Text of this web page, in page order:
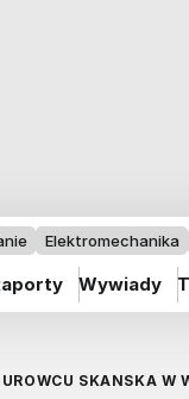
Elektromechanika
Wywiady
SKANSKA W